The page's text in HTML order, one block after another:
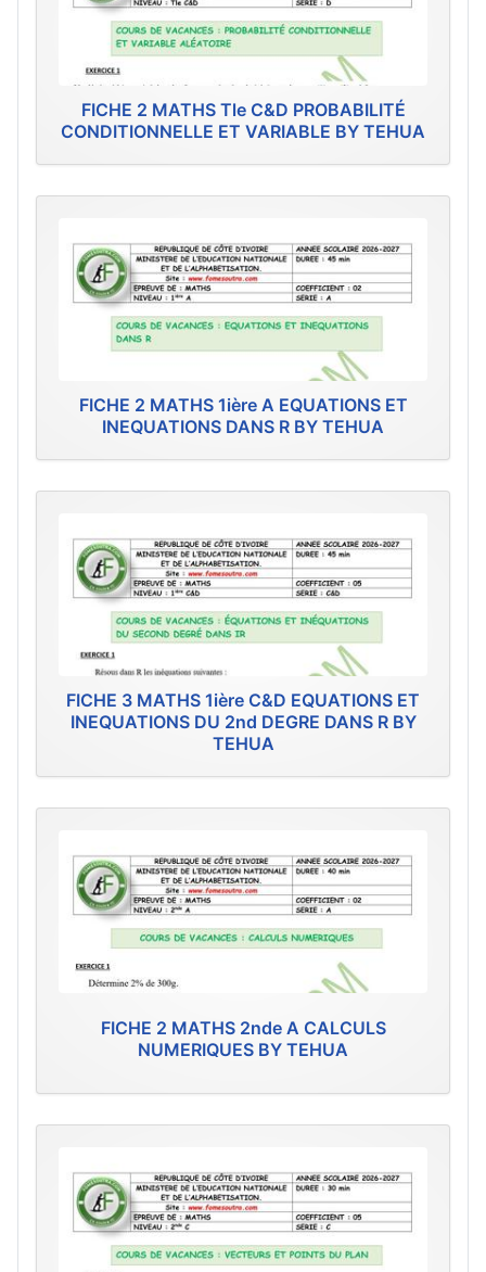
FICHE 2 MATHS Tle C&D PROBABILITÉ
CONDITIONNELLE ET VARIABLE BY TEHUA
FICHE 2 MATHS 1ière A EQUATIONS ET
INEQUATIONS DANS R BY TEHUA
FICHE 3 MATHS 1ière C&D EQUATIONS ET
INEQUATIONS DU 2nd DEGRE DANS R BY
TEHUA
FICHE 2 MATHS 2nde A CALCULS
NUMERIQUES BY TEHUA